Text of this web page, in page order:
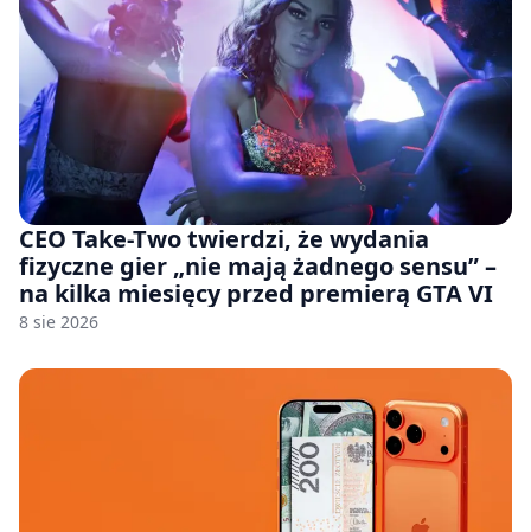
CEO Take-Two twierdzi, że wydania
fizyczne gier „nie mają żadnego sensu” –
na kilka miesięcy przed premierą GTA VI
8 sie 2026